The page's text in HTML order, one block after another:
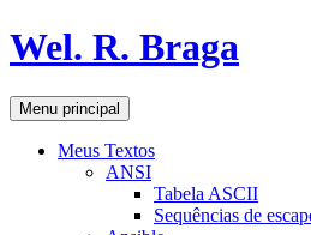
Pular
para
conteúdo
Wel. R. Braga
Pesquisar
Menu principal
Meus Textos
ANSI
Tabela ASCII
Sequências de